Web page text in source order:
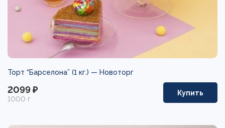
Торт “Барселона” (1 кг.) — Новоторг
2099 ₽
1000 г
Купить